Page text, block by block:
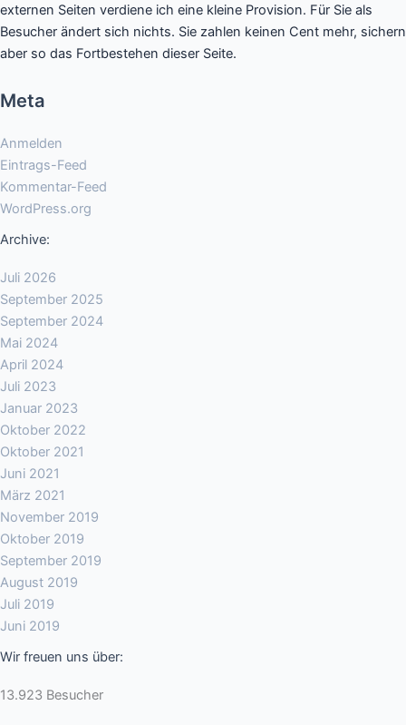
externen Seiten verdiene ich eine kleine Provision. Für Sie als
Besucher ändert sich nichts. Sie zahlen keinen Cent mehr, sichern
aber so das Fortbestehen dieser Seite.
Meta
Anmelden
Eintrags-Feed
Kommentar-Feed
WordPress.org
Archive:
Juli 2026
September 2025
September 2024
Mai 2024
April 2024
Juli 2023
Januar 2023
Oktober 2022
Oktober 2021
Juni 2021
März 2021
November 2019
Oktober 2019
September 2019
August 2019
Juli 2019
Juni 2019
Wir freuen uns über:
13.923 Besucher